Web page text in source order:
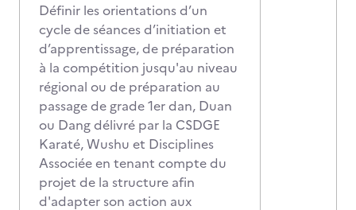
Définir les orientations d’un
cycle de séances d’initiation et
d’apprentissage, de préparation
à la compétition jusqu'au niveau
régional ou de préparation au
passage de grade 1er dan, Duan
ou Dang délivré par la CSDGE
Karaté, Wushu et Disciplines
Associée en tenant compte du
projet de la structure afin
d'adapter son action aux